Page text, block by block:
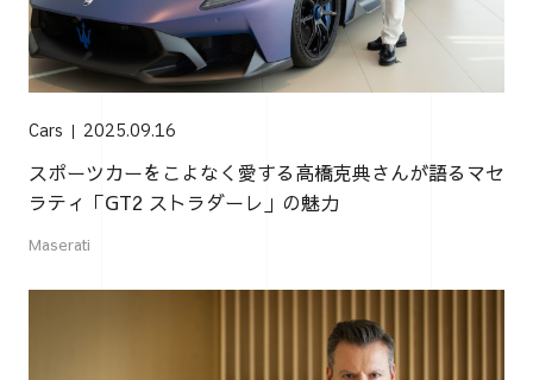
Cars 2025.09.16
スポーツカーをこよなく愛する高橋克典さんが語るマセ
ラティ「GT2 ストラダーレ」の魅力
Maserati